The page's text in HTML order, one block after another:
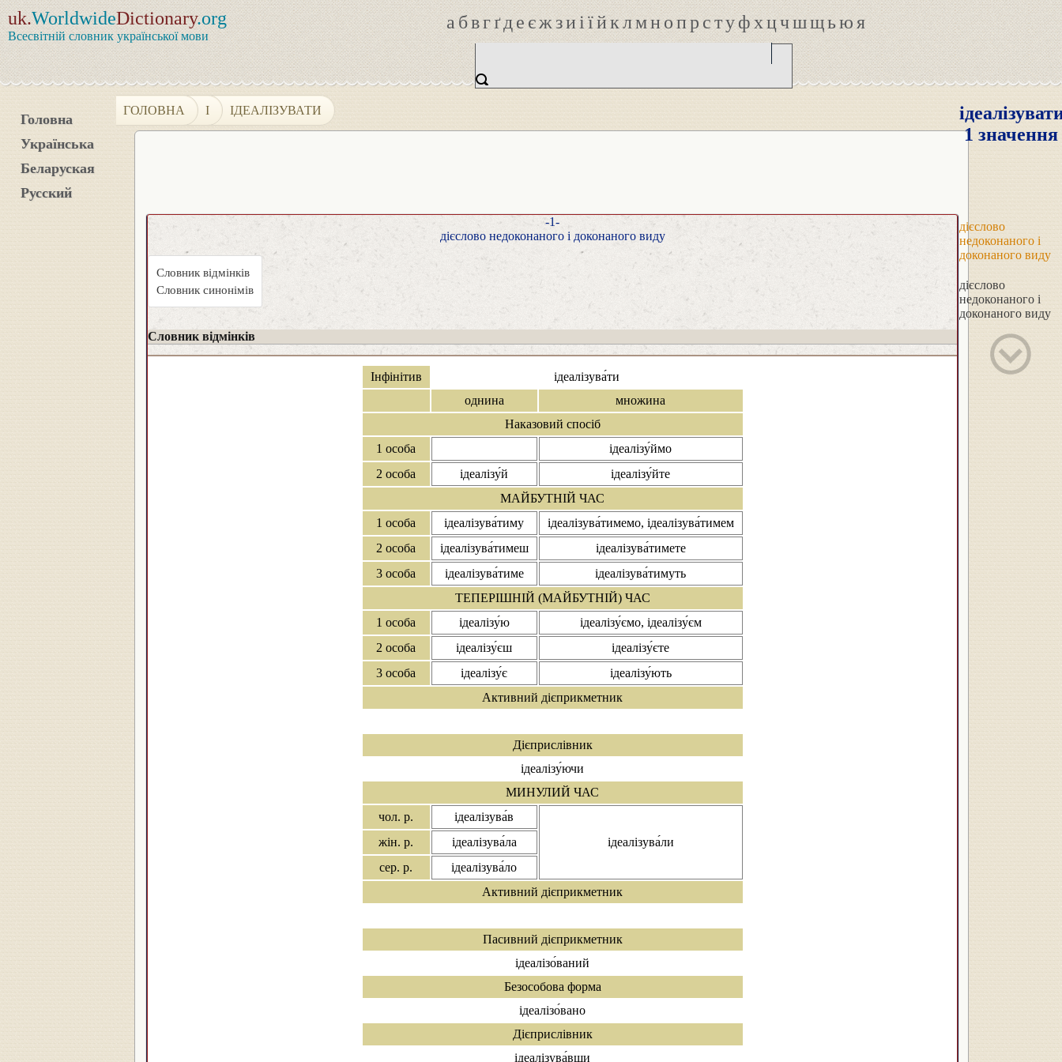
uk.WorldwideDictionary.org
Всесвітній словник української мови
абвгґдеєжзиіїйклмнопрстуфхцчшщьюя
Головна
Українська
Беларуская
Русский
ГОЛОВНА І ІДЕАЛІЗУВАТИ
1 значення
дієслово
недоконаного і
доконаного виду
дієслово
недоконаного і
доконаного виду
-1-
дієслово недоконаного і доконаного виду
Словник відмінків
Словник синонімів
Словник відмінків
Інфінітив
ідеалізува́ти
однина
множина
Наказовий спосіб
1 особа
ідеалізу́ймо
2 особа
ідеалізу́й
ідеалізу́йте
МАЙБУТНІЙ ЧАС
1 особа
ідеалізува́тиму
ідеалізува́тимемо, ідеалізува́тимем
2 особа
ідеалізува́тимеш
ідеалізува́тимете
3 особа
ідеалізува́тиме
ідеалізува́тимуть
ТЕПЕРІШНІЙ (МАЙБУТНІЙ) ЧАС
1 особа
ідеалізу́ю
ідеалізу́ємо, ідеалізу́єм
2 особа
ідеалізу́єш
ідеалізу́єте
3 особа
ідеалізу́є
ідеалізу́ють
Активний дієприкметник
Дієприслівник
ідеалізу́ючи
МИНУЛИЙ ЧАС
чол. р.
ідеалізува́в
ідеалізува́ли
жін. р.
ідеалізува́ла
сер. р.
ідеалізува́ло
Активний дієприкметник
Пасивний дієприкметник
ідеалізо́ваний
Безособова форма
ідеалізо́вано
Дієприслівник
ідеалізува́вши